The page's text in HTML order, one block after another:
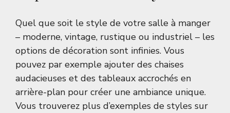
Quel que soit le style de votre salle à manger
– moderne, vintage, rustique ou industriel – les
options de décoration sont infinies. Vous
pouvez par exemple ajouter des chaises
audacieuses et des tableaux accrochés en
arrière-plan pour créer une ambiance unique.
Vous trouverez plus d’exemples de styles sur